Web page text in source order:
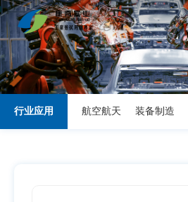
行业应用 航空航天 装备制造